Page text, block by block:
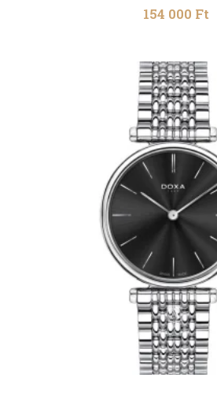
154 000 Ft